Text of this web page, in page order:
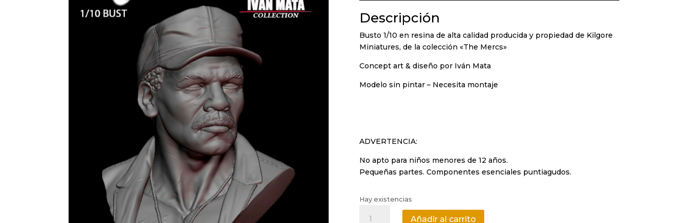
Descripción
Busto 1/10 en resina de alta calidad producida y propiedad de Kilgore
Miniatures, de la colección «The Mercs»
Concept art & diseño por Iván Mata
Modelo sin pintar – Necesita montaje
ADVERTENCIA:
No apto para niños menores de 12 años.
Pequeñas partes. Componentes esenciales puntiagudos.
Hay existencias
Añadir al carrito